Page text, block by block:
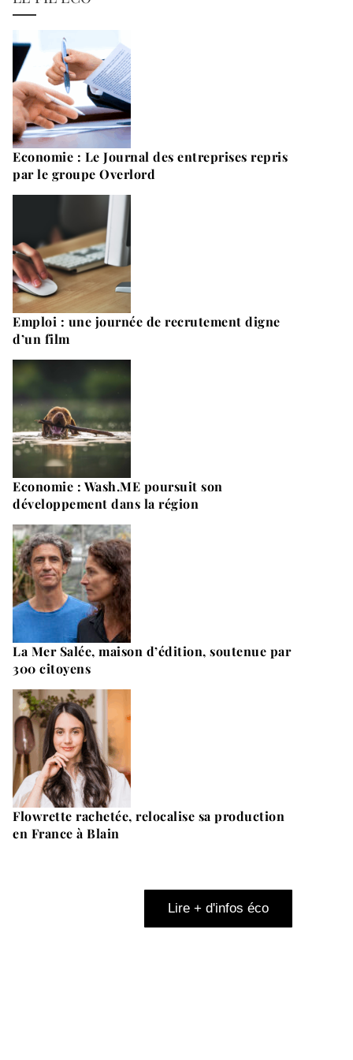
Economie : Le Journal des entreprises repris
par le groupe Overlord
Emploi : une journée de recrutement digne
d’un film
Economie : Wash.ME poursuit son
développement dans la région
La Mer Salée, maison d’édition, soutenue par
300 citoyens
Flowrette rachetée, relocalise sa production
en France à Blain
Lire + d'infos éco